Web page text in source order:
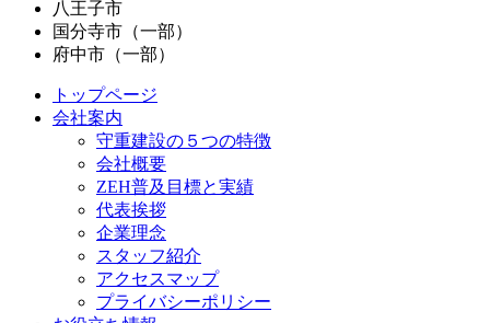
八王子市
国分寺市（一部）
府中市（一部）
トップページ
会社案内
守重建設の５つの特徴
会社概要
ZEH普及目標と実績
代表挨拶
企業理念
スタッフ紹介
アクセスマップ
プライバシーポリシー